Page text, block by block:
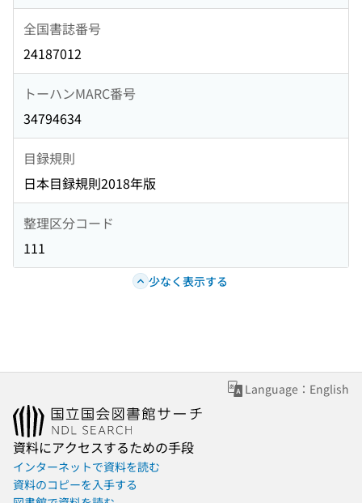
全国書誌番号
24187012
トーハンMARC番号
34794634
目録規則
日本目録規則2018年版
整理区分コード
111
少なく表示する
Language：English
資料にアクセスするための手段
インターネットで資料を読む
資料のコピーを入手する